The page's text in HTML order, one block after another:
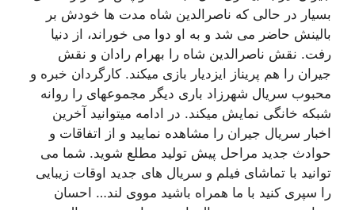
بسیار در حالی که ناصرالدین شاه مدت ها خودش بر
بالینش حاضر می شد و به او دوا می خوراند، از دنیا
رفت. نقش ناصرالدین شاه را بهرام رادان و نقش
جیران را هم پریناز ایزدیار بازی میکند. کارگردان خبره و
محبوب سریال شهرزاد باری دیگر مجموعهای را روانه
شبکه خانگی نمایش میکند. در ادامه میتوانید آخرین
اخبار سریال جیران را مشاهده نمایید و از اتفاقات و
حوادث جدید مراحل پیش تولید مطلع شوید. شما می
توانید با تماشای فیلم و سریال های جدید اوقات زیبایی
را سپری کنید با ما همراه باشید مووی لند… احسان